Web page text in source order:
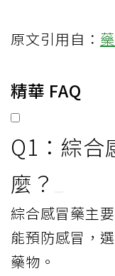
原文引用自：
精華 FAQ
Q1：綜合
麼？
綜合感冒藥主
能預防感冒，
藥物。